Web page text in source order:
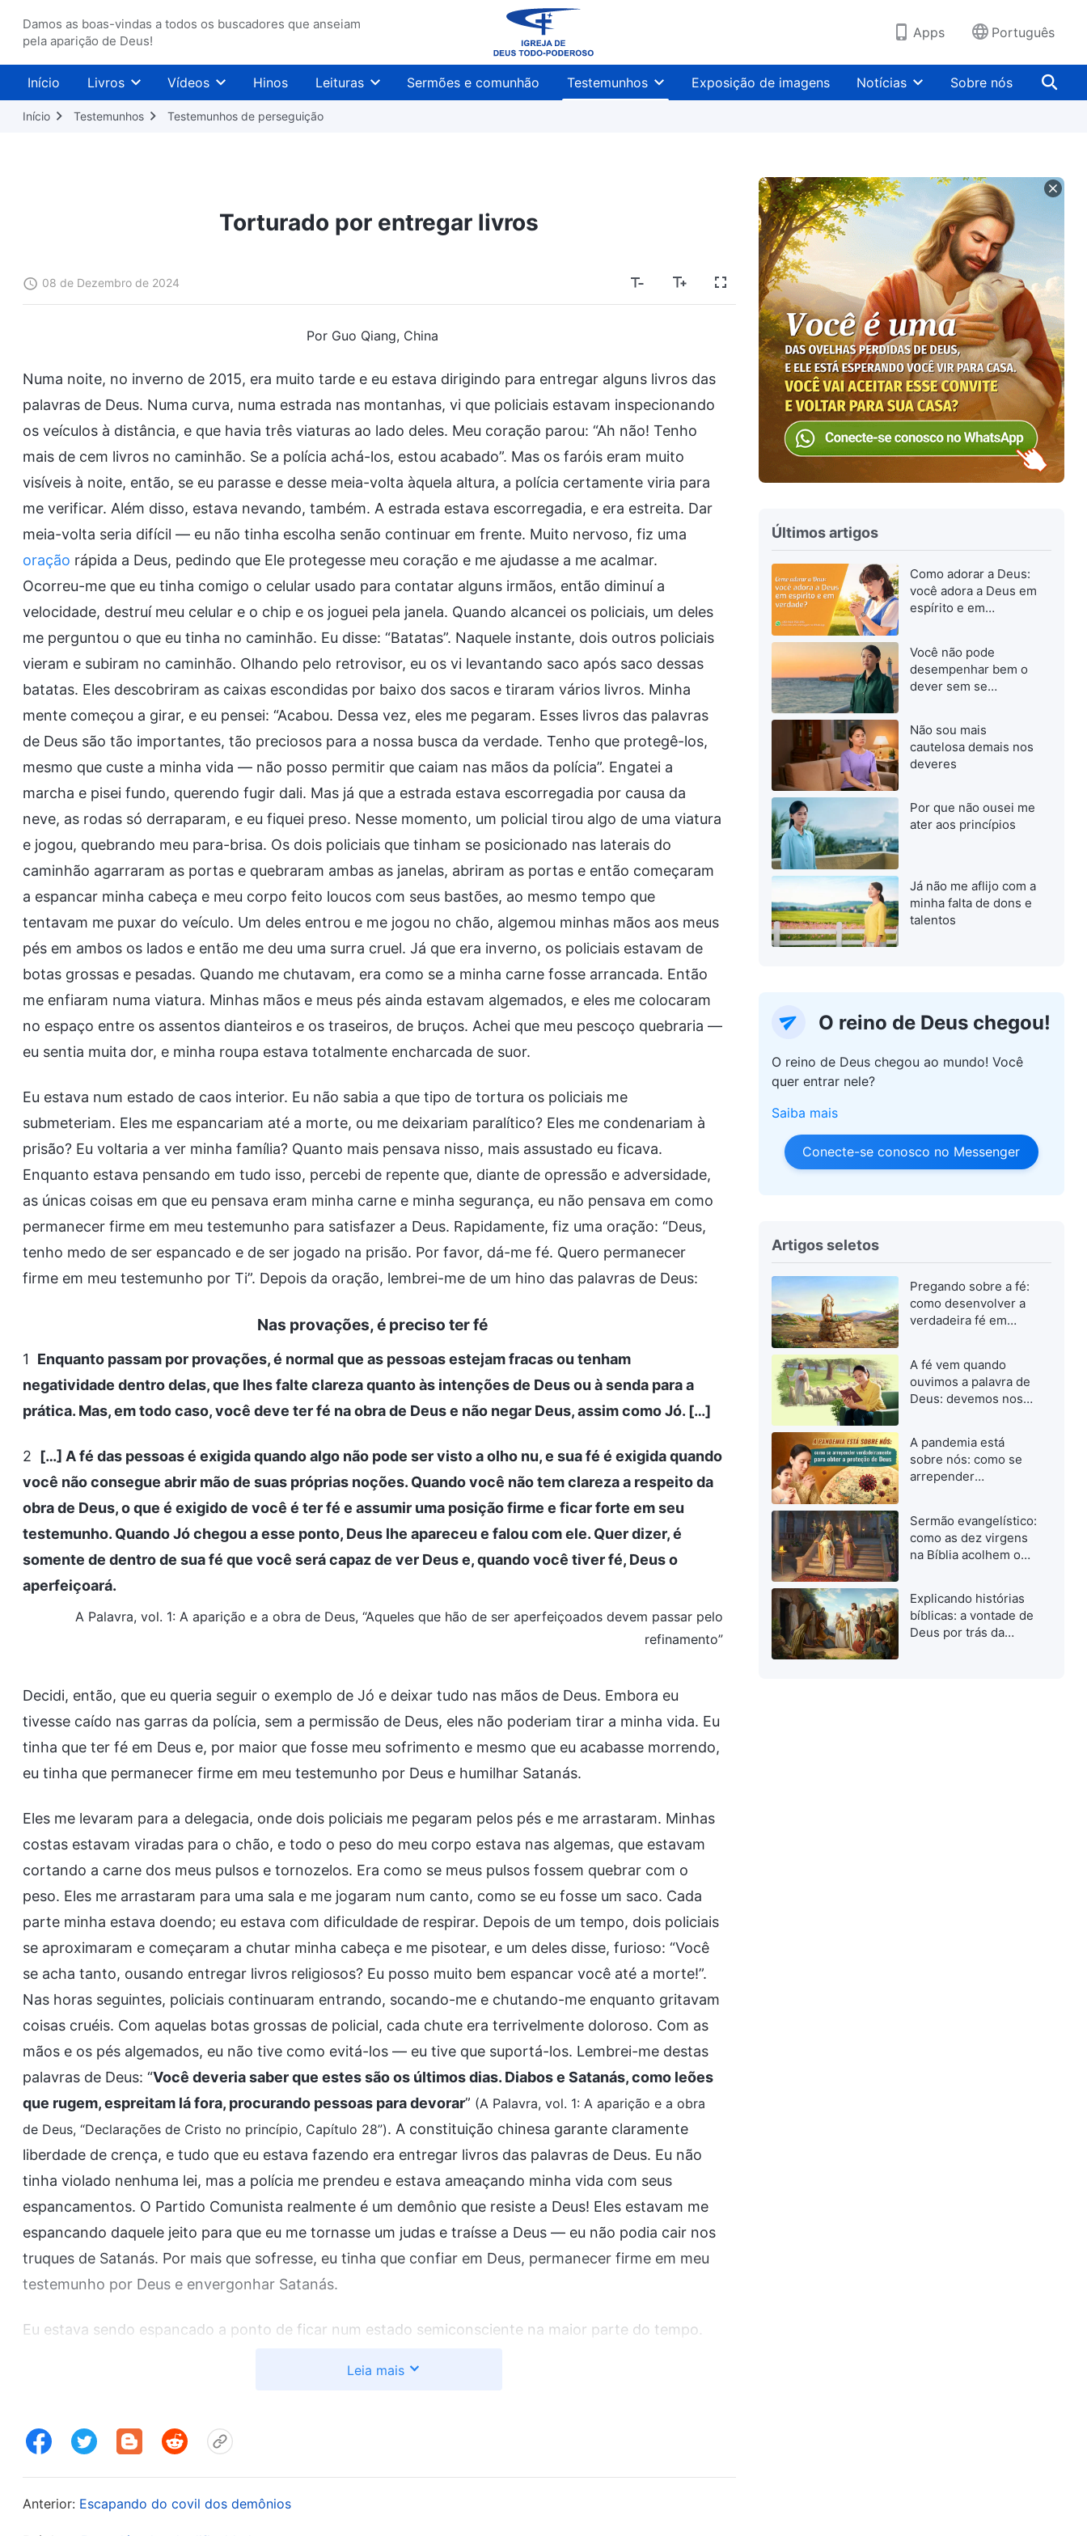
Damos as boas-vindas a todos os buscadores que anseiam
pela aparição de Deus!
Apps Português
Início Livros Vídeos Hinos Leituras Sermões e comunhão Testemunhos Exposição de imagens Notícias Sobre nós
Início Testemunhos Testemunhos de perseguição
Torturado por entregar livros
08 de Dezembro de 2024
Por Guo Qiang, China
Numa noite, no inverno de 2015, era muito tarde e eu estava dirigindo para entregar alguns livros das
palavras de Deus. Numa curva, numa estrada nas montanhas, vi que policiais estavam inspecionando
os veículos à distância, e que havia três viaturas ao lado deles. Meu coração parou: “Ah não! Tenho
mais de cem livros no caminhão. Se a polícia achá-los, estou acabado”. Mas os faróis eram muito
visíveis à noite, então, se eu parasse e desse meia-volta àquela altura, a polícia certamente viria para
me verificar. Além disso, estava nevando, também. A estrada estava escorregadia, e era estreita. Dar
meia-volta seria difícil — eu não tinha escolha senão continuar em frente. Muito nervoso, fiz uma
oração rápida a Deus, pedindo que Ele protegesse meu coração e me ajudasse a me acalmar.
Ocorreu-me que eu tinha comigo o celular usado para contatar alguns irmãos, então diminuí a
velocidade, destruí meu celular e o chip e os joguei pela janela. Quando alcancei os policiais, um deles
me perguntou o que eu tinha no caminhão. Eu disse: “Batatas”. Naquele instante, dois outros policiais
vieram e subiram no caminhão. Olhando pelo retrovisor, eu os vi levantando saco após saco dessas
batatas. Eles descobriram as caixas escondidas por baixo dos sacos e tiraram vários livros. Minha
mente começou a girar, e eu pensei: “Acabou. Dessa vez, eles me pegaram. Esses livros das palavras
de Deus são tão importantes, tão preciosos para a nossa busca da verdade. Tenho que protegê-los,
mesmo que custe a minha vida — não posso permitir que caiam nas mãos da polícia”. Engatei a
marcha e pisei fundo, querendo fugir dali. Mas já que a estrada estava escorregadia por causa da
neve, as rodas só derraparam, e eu fiquei preso. Nesse momento, um policial tirou algo de uma viatura
e jogou, quebrando meu para-brisa. Os dois policiais que tinham se posicionado nas laterais do
caminhão agarraram as portas e quebraram ambas as janelas, abriram as portas e então começaram
a espancar minha cabeça e meu corpo feito loucos com seus bastões, ao mesmo tempo que
tentavam me puxar do veículo. Um deles entrou e me jogou no chão, algemou minhas mãos aos meus
pés em ambos os lados e então me deu uma surra cruel. Já que era inverno, os policiais estavam de
botas grossas e pesadas. Quando me chutavam, era como se a minha carne fosse arrancada. Então
me enfiaram numa viatura. Minhas mãos e meus pés ainda estavam algemados, e eles me colocaram
no espaço entre os assentos dianteiros e os traseiros, de bruços. Achei que meu pescoço quebraria —
eu sentia muita dor, e minha roupa estava totalmente encharcada de suor.
Eu estava num estado de caos interior. Eu não sabia a que tipo de tortura os policiais me
submeteriam. Eles me espancariam até a morte, ou me deixariam paralítico? Eles me condenariam à
prisão? Eu voltaria a ver minha família? Quanto mais pensava nisso, mais assustado eu ficava.
Enquanto estava pensando em tudo isso, percebi de repente que, diante de opressão e adversidade,
as únicas coisas em que eu pensava eram minha carne e minha segurança, eu não pensava em como
permanecer firme em meu testemunho para satisfazer a Deus. Rapidamente, fiz uma oração: “Deus,
tenho medo de ser espancado e de ser jogado na prisão. Por favor, dá-me fé. Quero permanecer
firme em meu testemunho por Ti”. Depois da oração, lembrei-me de um hino das palavras de Deus:
Nas provações, é preciso ter fé
1 Enquanto passam por provações, é normal que as pessoas estejam fracas ou tenham
negatividade dentro delas, que lhes falte clareza quanto às intenções de Deus ou à senda para a
prática. Mas, em todo caso, você deve ter fé na obra de Deus e não negar Deus, assim como Jó. […]
2 […] A fé das pessoas é exigida quando algo não pode ser visto a olho nu, e sua fé é exigida quando
você não consegue abrir mão de suas próprias noções. Quando você não tem clareza a respeito da
obra de Deus, o que é exigido de você é ter fé e assumir uma posição firme e ficar forte em seu
testemunho. Quando Jó chegou a esse ponto, Deus lhe apareceu e falou com ele. Quer dizer, é
somente de dentro de sua fé que você será capaz de ver Deus e, quando você tiver fé, Deus o
aperfeiçoará.
A Palavra, vol. 1: A aparição e a obra de Deus, “Aqueles que hão de ser aperfeiçoados devem passar pelo
refinamento”
Decidi, então, que eu queria seguir o exemplo de Jó e deixar tudo nas mãos de Deus. Embora eu
tivesse caído nas garras da polícia, sem a permissão de Deus, eles não poderiam tirar a minha vida. Eu
tinha que ter fé em Deus e, por maior que fosse meu sofrimento e mesmo que eu acabasse morrendo,
eu tinha que permanecer firme em meu testemunho por Deus e humilhar Satanás.
Eles me levaram para a delegacia, onde dois policiais me pegaram pelos pés e me arrastaram. Minhas
costas estavam viradas para o chão, e todo o peso do meu corpo estava nas algemas, que estavam
cortando a carne dos meus pulsos e tornozelos. Era como se meus pulsos fossem quebrar com o
peso. Eles me arrastaram para uma sala e me jogaram num canto, como se eu fosse um saco. Cada
parte minha estava doendo; eu estava com dificuldade de respirar. Depois de um tempo, dois policiais
se aproximaram e começaram a chutar minha cabeça e me pisotear, e um deles disse, furioso: “Você
se acha tanto, ousando entregar livros religiosos? Eu posso muito bem espancar você até a morte!”.
Nas horas seguintes, policiais continuaram entrando, socando-me e chutando-me enquanto gritavam
coisas cruéis. Com aquelas botas grossas de policial, cada chute era terrivelmente doloroso. Com as
mãos e os pés algemados, eu não tive como evitá-los — eu tive que suportá-los. Lembrei-me destas
palavras de Deus: “Você deveria saber que estes são os últimos dias. Diabos e Satanás, como leões
que rugem, espreitam lá fora, procurando pessoas para devorar” (A Palavra, vol. 1: A aparição e a obra
de Deus, “Declarações de Cristo no princípio, Capítulo 28”). A constituição chinesa garante claramente
liberdade de crença, e tudo que eu estava fazendo era entregar livros das palavras de Deus. Eu não
tinha violado nenhuma lei, mas a polícia me prendeu e estava ameaçando minha vida com seus
espancamentos. O Partido Comunista realmente é um demônio que resiste a Deus! Eles estavam me
espancando daquele jeito para que eu me tornasse um judas e traísse a Deus — eu não podia cair nos
truques de Satanás. Por mais que sofresse, eu tinha que confiar em Deus, permanecer firme em meu
testemunho por Deus e envergonhar Satanás.
Eu estava sendo espancado a ponto de ficar num estado semiconsciente na maior parte do tempo.
minha mão esquerda e meu pé esquerdo estavam presos um ao outro, assim como minha mão direita
nas minhas coxas. Eu estava amarrado feito um nó, encostado num canto. Meu corpo inteiro doía, e
eu tinha dificuldade de respirar, e minha cabeça estava dolorida e inchada. Os policiais continuavam
mim e me chutavam igual a uma bola de futebol. Eu estava atordoado. Quando me batiam com menos
Leia mais
Anterior: Escapando do covil dos demônios
Últimos artigos
Como adorar a Deus:
você adora a Deus em
espírito e em
Você não pode
desempenhar bem o
dever sem se
Não sou mais
cautelosa demais nos
deveres
Por que não ousei me
ater aos princípios
Já não me aflijo com a
minha falta de dons e
talentos
O reino de Deus chegou!
O reino de Deus chegou ao mundo! Você
quer entrar nele?
Saiba mais
Conecte-se conosco no Messenger
Artigos seletos
Pregando sobre a fé:
como desenvolver a
verdadeira fé em
A fé vem quando
ouvimos a palavra de
Deus: devemos nos
quando investigamos
o caminho verdadeiro
A pandemia está
sobre nós: como se
arrepender
Deus
Sermão evangelístico:
como as dez virgens
na Bíblia acolhem o
Explicando histórias
bíblicas: a vontade de
Deus por trás da